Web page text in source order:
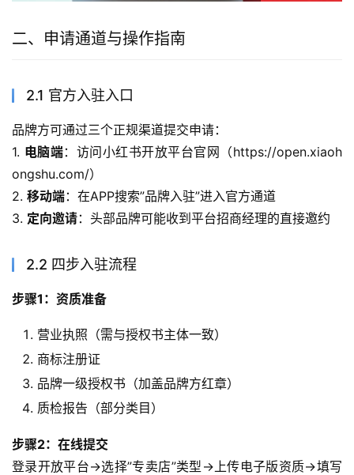
二、申请通道与操作指南
2.1 官方入驻入口
品牌方可通过三个正规渠道提交申请：
1. 电脑端：访问小红书开放平台官网（https://open.xiaoh
ongshu.com/）
2. 移动端：在APP搜索”品牌入驻”进入官方通道
3. 定向邀请：头部品牌可能收到平台招商经理的直接邀约
2.2 四步入驻流程
步骤1：资质准备
营业执照（需与授权书主体一致）
商标注册证
品牌一级授权书（加盖品牌方红章）
质检报告（部分类目）
步骤2：在线提交
登录开放平台→选择”专卖店”类型→上传电子版资质→填写